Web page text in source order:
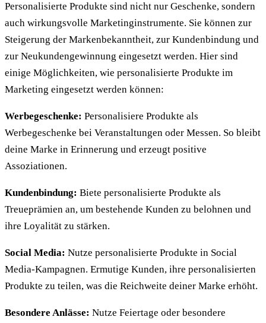
Personalisierte Produkte sind nicht nur Geschenke, sondern
auch wirkungsvolle Marketinginstrumente. Sie können zur
Steigerung der Markenbekanntheit, zur Kundenbindung und
zur Neukundengewinnung eingesetzt werden. Hier sind
einige Möglichkeiten, wie personalisierte Produkte im
Marketing eingesetzt werden können:
Werbegeschenke: Personalisiere Produkte als
Werbegeschenke bei Veranstaltungen oder Messen. So bleibt
deine Marke in Erinnerung und erzeugt positive
Assoziationen.
Kundenbindung: Biete personalisierte Produkte als
Treueprämien an, um bestehende Kunden zu belohnen und
ihre Loyalität zu stärken.
Social Media: Nutze personalisierte Produkte in Social
Media-Kampagnen. Ermutige Kunden, ihre personalisierten
Produkte zu teilen, was die Reichweite deiner Marke erhöht.
Besondere Anlässe: Nutze Feiertage oder besondere